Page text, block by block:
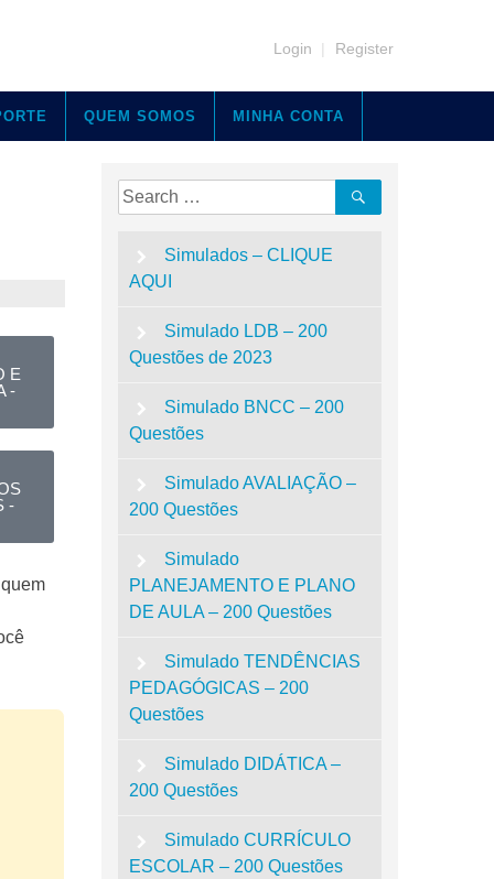
Login | Register
QUEM SOMOS MINHA CONTA
E
-
-
Simulados – CLIQUE
AQUI
Simulado LDB – 200
Questões de 2023
Simulado BNCC – 200
Questões
Simulado AVALIAÇÃO –
200 Questões
Simulado
PLANEJAMENTO E PLANO
DE AULA – 200 Questões
Simulado TENDÊNCIAS
PEDAGÓGICAS – 200
Questões
Simulado DIDÁTICA –
200 Questões
Simulado CURRÍCULO
ESCOLAR – 200 Questões